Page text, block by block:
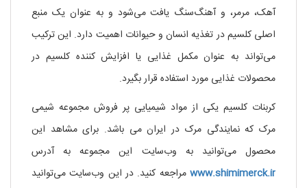
آهک، مرمر، و آهنگ‌سنگ یافت می‌شود و به عنوان یک منبع
اصلی کلسیم در تغذیه انسان و حیوانات اهمیت دارد. این ترکیب
می‌تواند به عنوان مکمل غذایی یا افزایش کننده کلسیم در
محصولات غذایی مورد استفاده قرار بگیرد.
کربنات کلسیم یکی از مواد شیمیایی پر فروش مجموعه شیمی
مرک که نمایندگی مرک در ایران می باشد. برای مشاهد این
محصول می‌توانید به وب‌سایت این مجموعه به آدرس
www.shimimerck.ir مراجعه کنید. در این وب‌سایت می‌توانید